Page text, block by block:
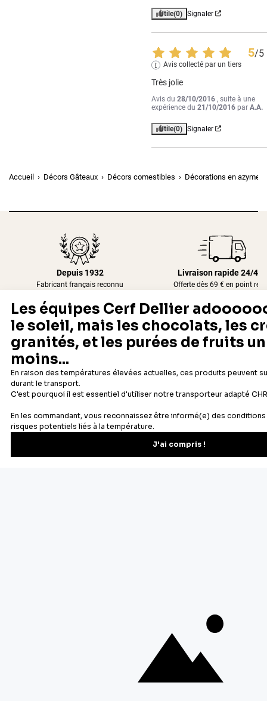
Utile(0) Signaler
5/5
Avis collecté par un tiers
Très jolie
Avis du28/10/2016 , suite à une
expérience du21/10/2016 parA.A.
Utile(0) Signaler
Accueil Décors Gâteaux Décors comestibles Décorations en azyme
Depuis 1932
Fabricant français reconnu
Livraison rapide 24/48h
Offerte dès 69 € en point
Newsletter
Recevez les recettes, astuces et offres spéciales.
S'inscrire
Contactez notre service client